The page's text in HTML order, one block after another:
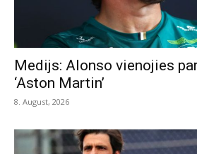
Medijs: Alonso vienojies
‘Aston Martin’
8. August, 2026